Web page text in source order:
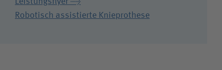
Robotisch assistierte Knieprothese